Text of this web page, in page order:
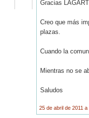
Gracias
Creo que más
plazas.
Cuando la
Mientras no se
Saludos
25 de abril de 2011